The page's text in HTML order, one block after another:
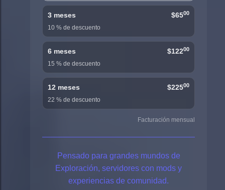
3 meses $6500
10 % de descuento
6 meses $12200
15 % de descuento
12 meses $22500
22 % de descuento
Facturación mensual
Pensado para grandes mundos de
Exploración, servidores con mods y
experiencias de comunidad.